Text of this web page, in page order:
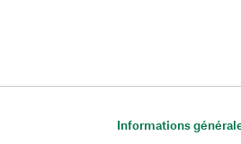
Informations